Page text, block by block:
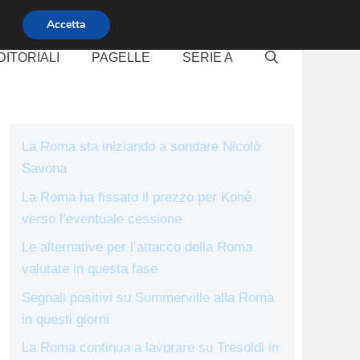
PAGELLE SERIE A
La Roma sta iniziando a sondare Nicolò
Savona
La Roma ha fissato il prezzo per Koné
verso l’eventuale cessione
Le alternative per l’attacco della Roma
valutate in questa fase
Segnali positivi su Summerville alla Roma
in questi giorni
La Roma continua a lavorare su Tresoldi in
Accetta